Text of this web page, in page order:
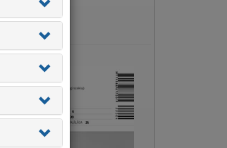
LETÖLTÉS